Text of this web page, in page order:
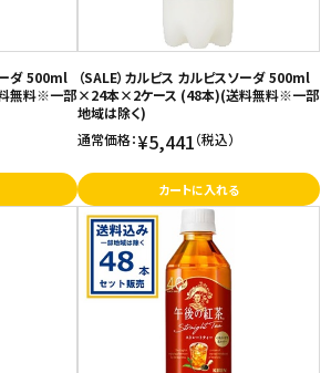
ーダ 500ml
無料※一部
（SALE）カルピス カルピスソーダ 500ml
×24本×2ケース (48本)(送料無料※一部
地域は除く)
通常価格：¥5,441（税込）
カートに入れる